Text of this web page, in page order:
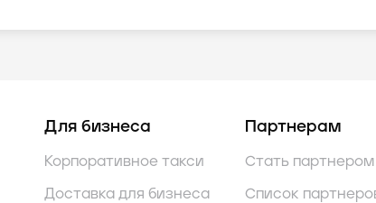
Для бизнеса
Корпоративное такси
Доставка для бизнеса
Партнерам
Стать партнером
Список